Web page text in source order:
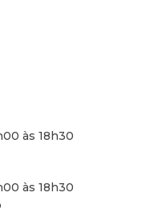
às 18h30
às 18h30